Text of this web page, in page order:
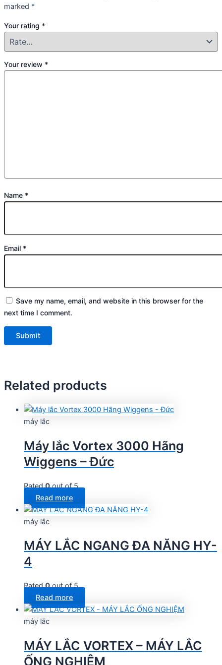
marked *
Your rating *
Your review *
Name *
Email *
Save my name, email, and website in this browser for the
next time I comment.
Related products
máy lắc
Máy lắc Vortex 3000 Hãng
Wiggens – Đức
Rated0out of 5
Read more
máy lắc
MÁY LẮC NGANG ĐA NĂNG HY-
4
Rated0out of 5
Read more
máy lắc
MÁY LẮC VORTEX – MÁY LẮC
ỐNG NGHIỆM